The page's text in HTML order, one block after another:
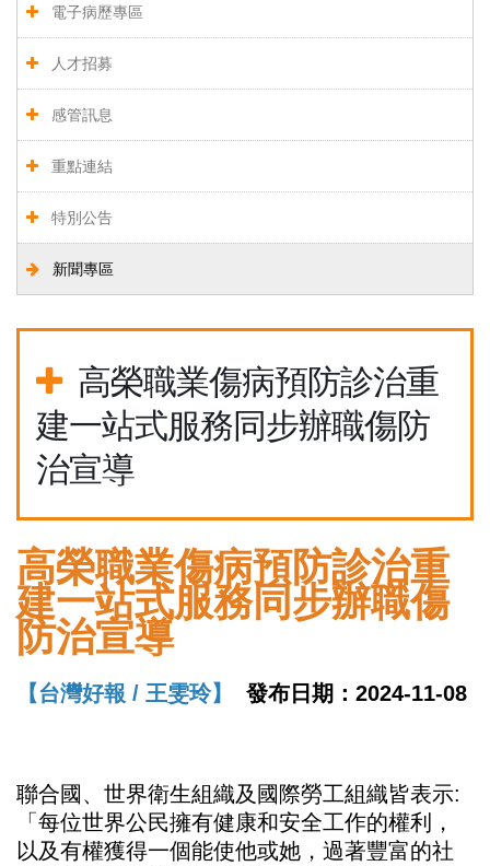
電子病歷專區
人才招募
感管訊息
重點連結
特別公告
新聞專區
高榮職業傷病預防診治重
建一站式服務同步辦職傷防
治宣導
高榮職業傷病預防診治重
建一站式服務同步辦職傷
防治宣導
【台灣好報 / 王雯玲】 發布日期：2024-11-08
聯合國、世界衛生組織及國際勞工組織皆表示:
「每位世界公民擁有健康和安全工作的權利，
以及有權獲得一個能使他或她，過著豐富的社